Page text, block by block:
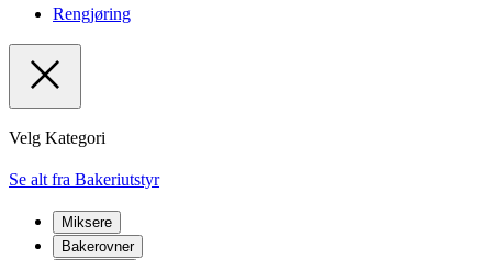
Rengjøring
Velg Kategori
Se alt fra Bakeriutstyr
Miksere
Bakerovner